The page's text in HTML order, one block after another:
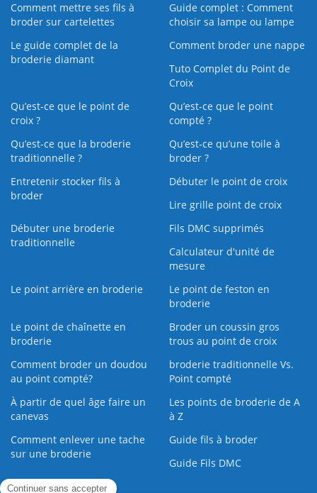
Comment mettre ses fils à
broder sur cartelettes
Guide complet : Comment
choisir sa lampe ou lampe
Le guide complet de la
broderie diamant
Comment broder une nappe
Tuto Complet du Point de
Croix
Qu’est-ce que le point de
croix ?
Qu’est-ce que le point
compté ?
Qu’est-ce que la broderie
traditionnelle ?
Qu’est‑ce qu’une toile à
broder ?
Entretenir stocker fils à
broder
Débuter le point de croix
Lire grille point de croix
Débuter une broderie
traditionnelle
Fils DMC supprimés
Calculateur d'unité de
mesure
Le point arrière en broderie
Le point de feston en
broderie
Le point de chaînette en
broderie
Broder un coussin gros
trous au point de croix
Comment broder un doudou
au point compté?
broderie traditionnelle Vs.
Point compté
À partir de quel âge faire un
canevas
Les points de broderie de A
à Z
Comment enlever une tache
sur une broderie
Guide fils à broder
Guide Fils DMC
Guide de la Broderie